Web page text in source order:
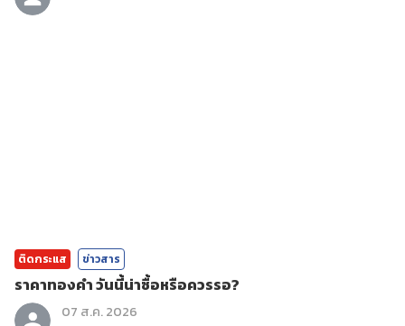
ติดกระแส ข่าวสาร
ราคาทองคํา วันนี้น่าซื้อหรือควรรอ?
07 ส.ค. 2026